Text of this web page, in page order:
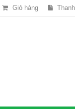
Giỏ hàng